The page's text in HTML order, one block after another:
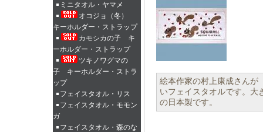
ミニタオル・ヤマメ
オコジョ（冬）
キーホルダー・ストラップ
カモシカの子 キ
ーホルダー・ストラップ
ツキノワグマの
子 キーホルダー・ストラ
ップ
フェイスタオル・リス
フェイスタオル・モモン
ガ
フェイスタオル・森のな
絵本作家の村上康成さんが
いフェイスタオルです。大
の日本製です。